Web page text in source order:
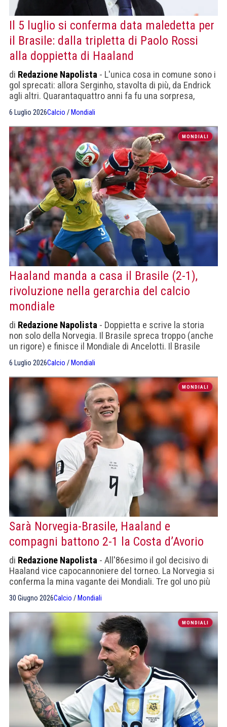
Il 5 luglio si conferma data maledetta per
il Brasile: dalla tripletta di Paolo Rossi
alla doppietta di Haaland
di Redazione Napolista - L'unica cosa in comune sono i
gol sprecati: allora Serginho, stavolta di più, da Endrick
agli altri. Quarantaquattro anni fa fu una sorpresa,
6 Luglio 2026Calcio / Mondiali
MONDIALI
Haaland manda a casa il Brasile (2-1),
rivoluzione nella gerarchia del calcio
mondiale
di Redazione Napolista - Doppietta e scrive la storia
non solo della Norvegia. Il Brasile spreca troppo (anche
un rigore) e finisce il Mondiale di Ancelotti. Il Brasile
calcio virtuale. Dopo Haaland, il migliore dei norvegesi è
stato il portiere Nyland
6 Luglio 2026Calcio / Mondiali
MONDIALI
Sarà Norvegia-Brasile, Haaland e
compagni battono 2-1 la Costa d’Avorio
di Redazione Napolista - All'86esimo il gol decisivo di
Haaland vice capocannoniere del torneo. La Norvegia si
conferma la mina vagante dei Mondiali. Tre gol uno più
bello dell'altro
30 Giugno 2026Calcio /Mondiali
MONDIALI